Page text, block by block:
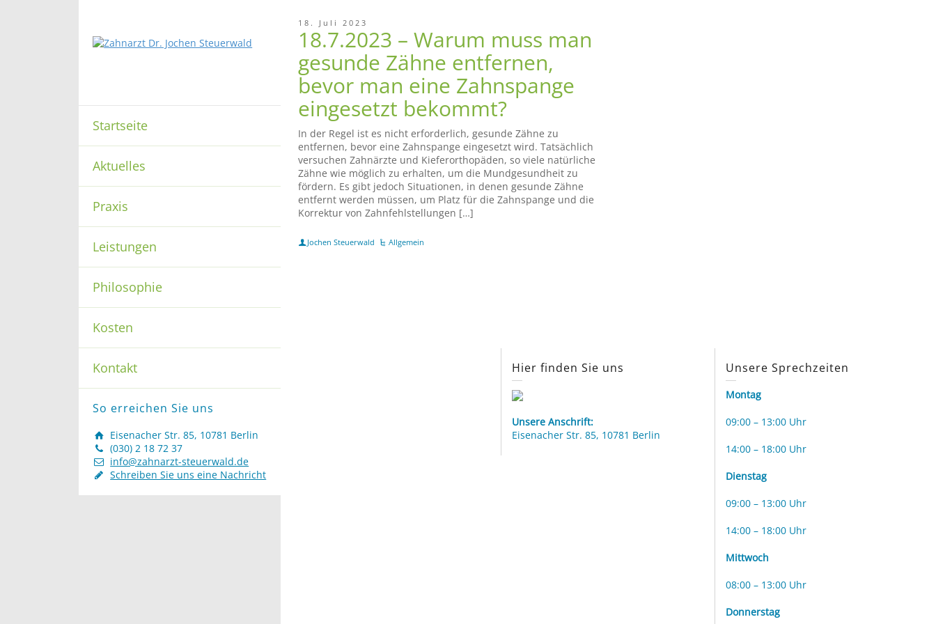
Startseite
Aktuelles
Praxis
Leistungen
Philosophie
Kosten
Kontakt
So erreichen Sie uns
Eisenacher Str. 85, 10781 Berlin
(030) 2 18 72 37
info@zahnarzt-steuerwald.de
Schreiben Sie uns eine Nachricht
18. Juli 2023
18.7.2023 – Warum muss man
gesunde Zähne entfernen,
bevor man eine Zahnspange
eingesetzt bekommt?
In der Regel ist es nicht erforderlich, gesunde Zähne zu
entfernen, bevor eine Zahnspange eingesetzt wird. Tatsächlich
versuchen Zahnärzte und Kieferorthopäden, so viele natürliche
Zähne wie möglich zu erhalten, um die Mundgesundheit zu
fördern. Es gibt jedoch Situationen, in denen gesunde Zähne
entfernt werden müssen, um Platz für die Zahnspange und die
Korrektur von Zahnfehlstellungen […]
Jochen Steuerwald Allgemein
Hier finden Sie uns
Unsere Anschrift:
Eisenacher Str. 85, 10781 Berlin
Unsere Sprechzeiten
Montag
09:00 – 13:00 Uhr
14:00 – 18:00 Uhr
Dienstag
09:00 – 13:00 Uhr
14:00 – 18:00 Uhr
Mittwoch
08:00 – 13:00 Uhr
Donnerstag